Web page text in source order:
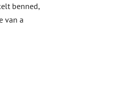
benned,
van a